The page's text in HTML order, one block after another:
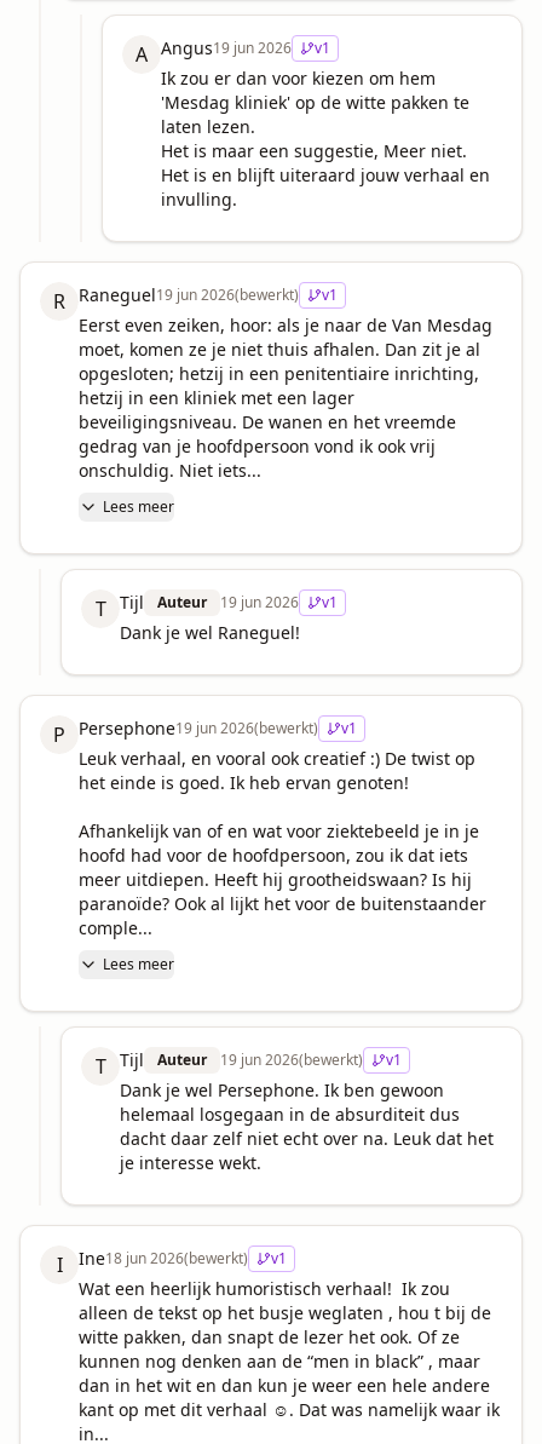
A Angus19 jun 2026 v1
Ik zou er dan voor kiezen om hem
'Mesdag kliniek' op de witte pakken te
laten lezen.
Het is maar een suggestie, Meer niet.
Het is en blijft uiteraard jouw verhaal en
invulling.
R Raneguel19 jun 2026(bewerkt) v1
Eerst even zeiken, hoor: als je naar de Van Mesdag
moet, komen ze je niet thuis afhalen. Dan zit je al
opgesloten; hetzij in een penitentiaire inrichting,
hetzij in een kliniek met een lager
beveiligingsniveau. De wanen en het vreemde
gedrag van je hoofdpersoon vond ik ook vrij
onschuldig. Niet iets...
Lees meer
T Tijl Auteur 19 jun 2026 v1
Dank je wel Raneguel!
P Persephone19 jun 2026(bewerkt) v1
Leuk verhaal, en vooral ook creatief :) De twist op
het einde is goed. Ik heb ervan genoten!
Afhankelijk van of en wat voor ziektebeeld je in je
hoofd had voor de hoofdpersoon, zou ik dat iets
meer uitdiepen. Heeft hij grootheidswaan? Is hij
paranoïde? Ook al lijkt het voor de buitenstaander
comple...
Lees meer
T Tijl Auteur 19 jun 2026(bewerkt) v1
Dank je wel Persephone. Ik ben gewoon
helemaal losgegaan in de absurditeit dus
dacht daar zelf niet echt over na. Leuk dat het
je interesse wekt.
I Ine18 jun 2026(bewerkt) v1
Wat een heerlijk humoristisch verhaal!  Ik zou
alleen de tekst op het busje weglaten , hou t bij de
witte pakken, dan snapt de lezer het ook. Of ze
kunnen nog denken aan de “men in black” , maar
dan in het wit en dan kun je weer een hele andere
kant op met dit verhaal ☺️. Dat was namelijk waar ik
in...